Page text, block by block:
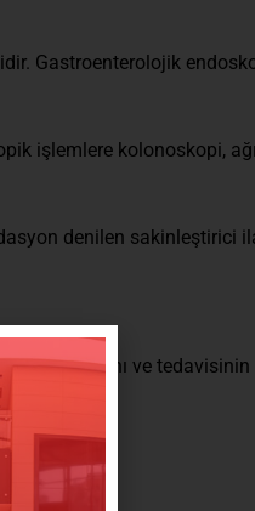
Gastroenterolojik
işlemlere kolonoskopi,
denilen sakinleştirici
tanı ve tedavisinin